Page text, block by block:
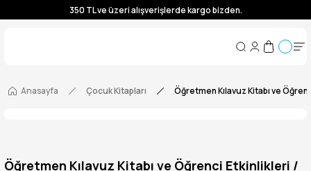
350 TL ve üzeri alışverişlerde kargo bizden.
350 TL ve üzeri alışverişlerde kargo bizden.
Anasayfa
Çocuk Kitapları Öğretmen Kılavuz Kitabı ve
Öğretmen Kılavuz Kitabı ve Öğrenci Etkinlikleri /